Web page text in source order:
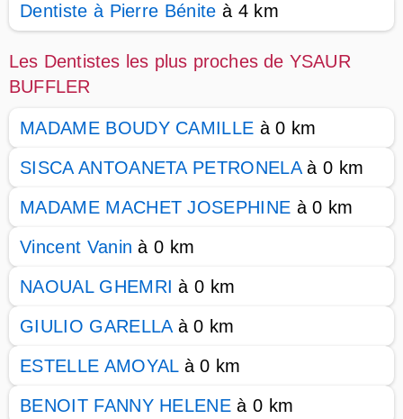
Dentiste à Pierre Bénite à 4 km
Les Dentistes les plus proches de YSAUR
BUFFLER
MADAME BOUDY CAMILLE à 0 km
SISCA ANTOANETA PETRONELAà 0 km
MADAME MACHET JOSEPHINE à 0 km
Vincent Vanin à 0 km
NAOUAL GHEMRI à 0 km
GIULIO GARELLAà 0 km
ESTELLE AMOYALà 0 km
BENOIT FANNY HELENE à 0 km